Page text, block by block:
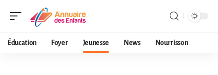
Éducation Foyer Jeunesse News Nourrisson